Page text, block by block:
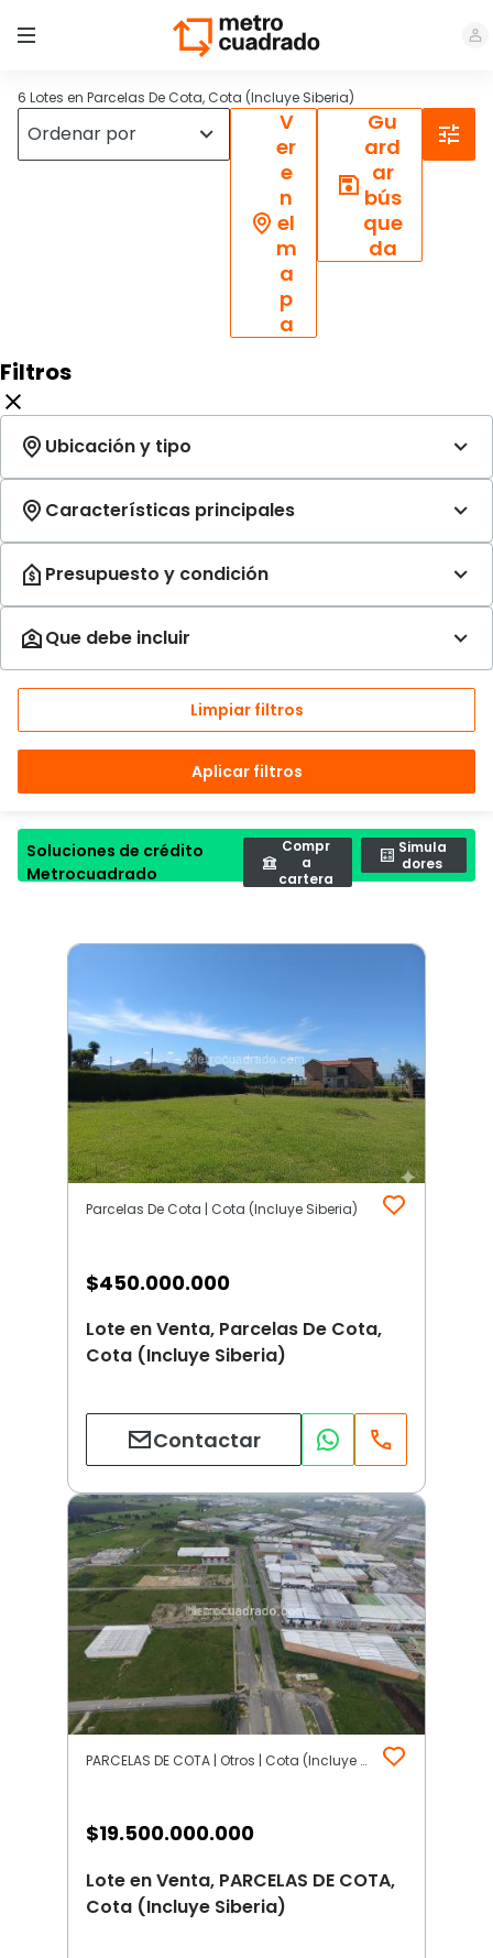
6 Lotes en Parcelas De Cota, Cota (Incluye Siberia)
V
er
e
n
el
m
a
p
a
Gu
ard
ar
bús
que
da
Filtros
Limpiar filtros
Aplicar filtros
Soluciones de crédito
Metrocuadrado
Compr
a
cartera
Simula
dores
Parcelas De Cota | Cota (Incluye Siberia)
$450.000.000
Lote en Venta, Parcelas De Cota,
Cota (Incluye Siberia)
Contactar
PARCELAS DE COTA | Otros | Cota (Incluye Siberia)
$19.500.000.000
Lote en Venta, PARCELAS DE COTA,
Cota (Incluye Siberia)